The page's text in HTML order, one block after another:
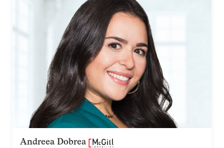
Andreea Dobrea